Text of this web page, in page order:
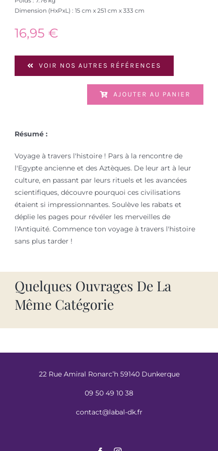
Dimension (HxPxL) : 15 cm x 251 cm x 333 cm
16,95 €
VOIR NOS AUTRES RÉFÉRENCES
AJOUTER AU PANIER
Résumé :
Voyage à travers l'histoire ! Pars à la rencontre de
l'Egypte ancienne et des Aztèques. De leur art à leur
culture, en passant par leurs rituels et les avancées
scientifiques, découvre pourquoi ces civilisations
étaient si impressionnantes. Soulève les rabats et
déplie les pages pour révéler les merveilles de
l'Antiquité. Commence ton voyage à travers l'histoire
sans plus tarder !
Quelques Ouvrages De La
Même Catégorie
22 Rue Amiral Ronarc’h 59140 Dunkerque
09 50 49 10 38
contact@labal-dk.fr